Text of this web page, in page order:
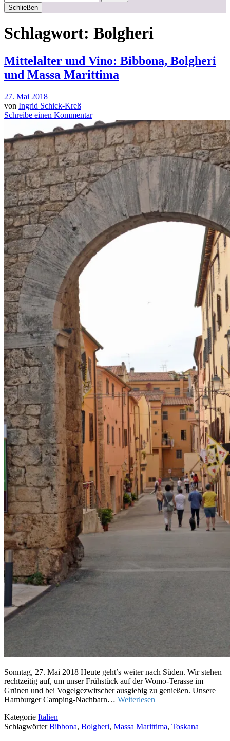
Schließen
Schlagwort: Bolgheri
Mittelalter und Vino: Bibbona, Bolgheri
und Massa Marittima
27. Mai 2018
von Ingrid Schick-Kreß
Schreibe einen Kommentar
Sonntag, 27. Mai 2018 Heute geht’s weiter nach Süden. Wir stehen
rechtzeitig auf, um unser Frühstück auf der Womo-Terasse im
Grünen und bei Vogelgezwitscher ausgiebig zu genießen. Unsere
Hamburger Camping-Nachbarn… Weiterlesen
Kategorie Italien
SchlagwörterBibbona, Bolgheri, Massa Marittima, Toskana